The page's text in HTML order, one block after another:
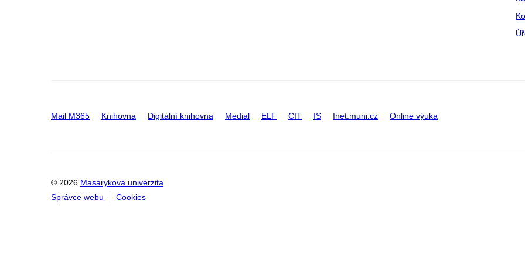
Mail M365 Knihovna Digitální knihovna Medial ELF CIT IS Inet.muni.cz Online výuka
© 2026 Masarykova univerzita
Správce webu
Cookies